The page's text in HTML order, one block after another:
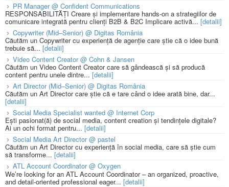
PR Manager @ Confident Communications
RESPONSABILITĂȚI Creare și implementare hands-on a strategiilor de
comunicare integrată pentru clienți B2B & B2C Implicare activă... [detalii]
Copywriter (Mid–Senior) @ Digitas România
Căutăm un Copywriter cu experiență de agenție care știe că o idee bună
trebuie să... [detalii]
Video Content Creator @ Cohn & Jansen
Căutăm un Video Content Creator care să gândească și să producă
content pentru unele dintre... [detalii]
Art Director (Mid–Senior) @ Digitas România
Căutăm un Art Director care știe că e tare când o idee arată bine, dar...
[detalii]
Social Media Specialist wanted @ Internet Corp
Ești pasionat(ă) de social media, content creation și tendințele digitale?
Ai un ochi format pentru... [detalii]
Social Media Art Director @ pastel
Căutăm un Art Director cu experiență în social media, care să știe cum
să transforme... [detalii]
ATL Account Coordinator @ Oxygen
We’re looking for an ATL Account Coordinator – an organized, proactive,
and detail-oriented professional eager... [detalii]